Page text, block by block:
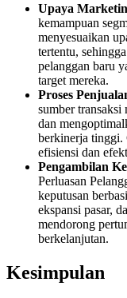
Upaya
kemampuan
menyesuaikan
tertentu,
pelanggan baru
target mereka.
Proses
sumber
dan
berkinerja tinggi.
efisiensi dan
Pengambilan
Perluasan
keputusan
ekspansi pasar,
mendorong
berkelanjutan.
Kesimpulan